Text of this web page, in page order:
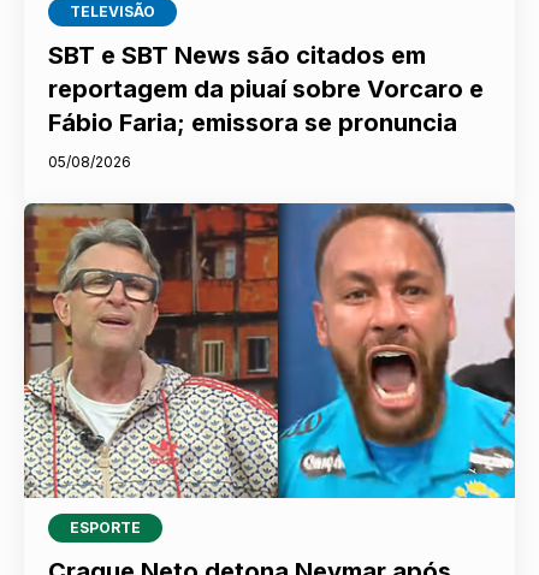
TELEVISÃO
SBT e SBT News são citados em
reportagem da piuaí sobre Vorcaro e
Fábio Faria; emissora se pronuncia
05/08/2026
ESPORTE